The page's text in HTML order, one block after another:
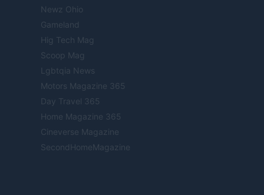
Newz Ohio
Gameland
Hig Tech Mag
Scoop Mag
Lgbtqia News
Motors Magazine 365
Day Travel 365
Home Magazine 365
Cineverse Magazine
SecondHomeMagazine